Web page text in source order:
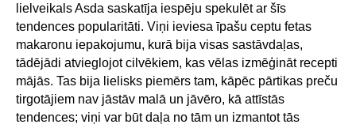
lielveikals Asda saskatīja iespēju spekulēt ar šīs
tendences popularitāti. Viņi ieviesa īpašu ceptu fetas
makaronu iepakojumu, kurā bija visas sastāvdaļas,
tādējādi atvieglojot cilvēkiem, kas vēlas izmēģināt recepti
mājās. Tas bija lielisks piemērs tam, kāpēc pārtikas preču
tirgotājiem nav jāstāv malā un jāvēro, kā attīstās
tendences; viņi var būt daļa no tām un izmantot tās